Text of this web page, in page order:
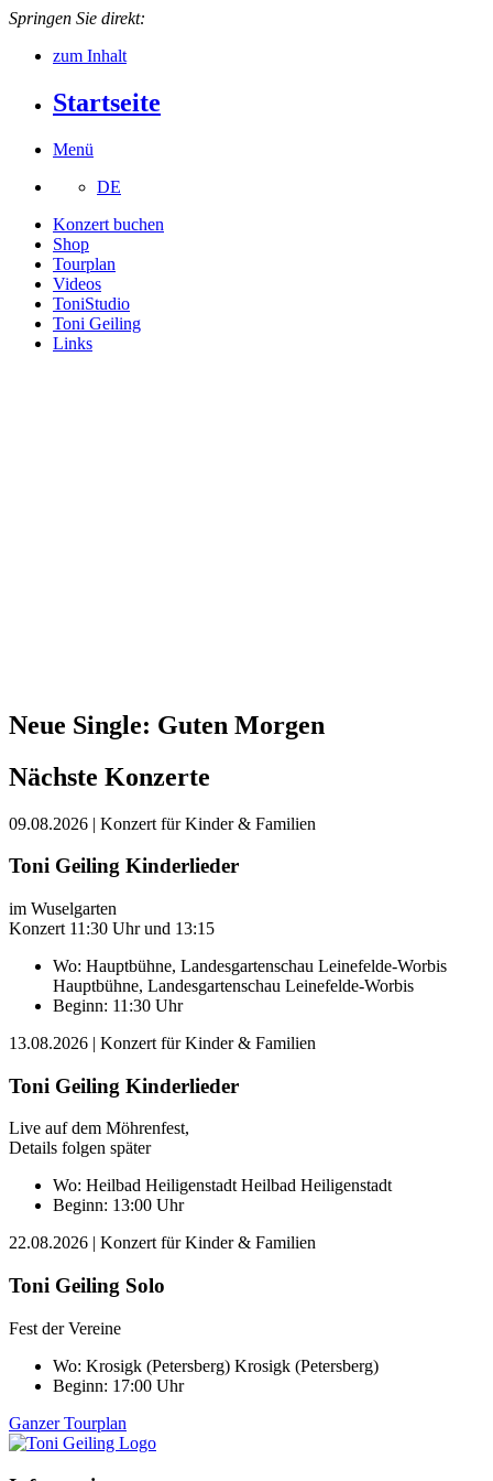
Springen Sie direkt:
zum Inhalt
Startseite
Menü
DE
Konzert buchen
Shop
Tourplan
Videos
ToniStudio
Toni Geiling
Links
Neue Single: Guten Morgen
Nächste Konzerte
09.08.2026 | Konzert für Kinder & Familien
Toni Geiling Kinderlieder
im Wuselgarten
Konzert 11:30 Uhr und 13:15
Wo: Hauptbühne, Landesgartenschau Leinefelde-Worbis
Hauptbühne, Landesgartenschau Leinefelde-Worbis
Beginn: 11:30 Uhr
13.08.2026 | Konzert für Kinder & Familien
Toni Geiling Kinderlieder
Live auf dem Möhrenfest,
Details folgen später
Wo: Heilbad Heiligenstadt Heilbad Heiligenstadt
Beginn: 13:00 Uhr
22.08.2026 | Konzert für Kinder & Familien
Toni Geiling Solo
Fest der Vereine
Wo: Krosigk (Petersberg) Krosigk (Petersberg)
Beginn: 17:00 Uhr
Ganzer Tourplan